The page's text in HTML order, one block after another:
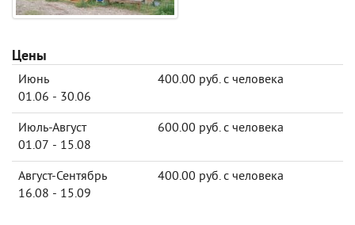
Цены
Июнь
01.06 - 30.06
400.00 руб. с человека
Июль-Август
01.07 - 15.08
600.00 руб. с человека
Август-Сентябрь
16.08 - 15.09
400.00 руб. с человека